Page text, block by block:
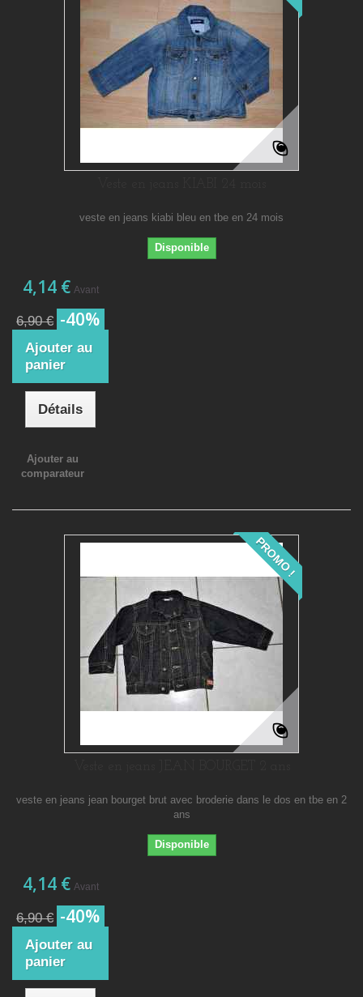
veste en jeans kiabi bleu en tbe en 24 mois
Disponible
4,14 € Avant
6,90 € -40%
Ajouter au
panier
Détails
Ajouter au
comparateur
PROMO !
veste en jeans jean bourget brut avec broderie dans le dos en tbe en 2
ans
Disponible
4,14 € Avant
6,90 € -40%
Ajouter au
panier